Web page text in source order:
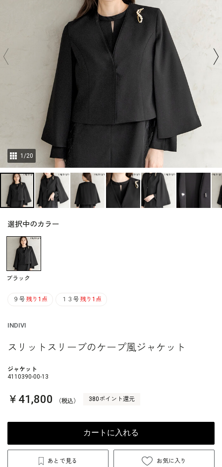
1 /20
選択中のカラー
ブラック
９号 残り1点 １３号 残り1点
INDIVI
スリットスリーブのケープ風ジャケット
ジャケット
4110390-00-13
￥41,800 （税込） 380ポイント還元
カートに入れる
あとで見る お気に入り